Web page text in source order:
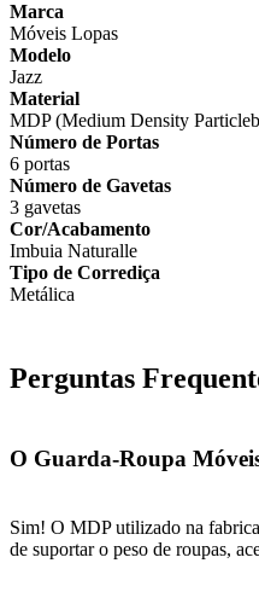
Marca
Móveis Lopas
Modelo
Jazz
Material
MDP (Medium Density
Número de Portas
6 portas
Número de Gavetas
3 gavetas
Cor/Acabamento
Imbuia Naturalle
Tipo de Corrediça
Metálica
Perguntas
O Guarda-Roupa
Sim! O MDP utilizado na
de suportar o peso de roupas,